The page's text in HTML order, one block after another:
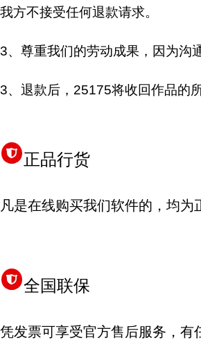
我方不接受任何退款请求。
3、尊重我们的劳动成果，因为沟
3、退款后，25175将收回作品的
正品行货
凡是在线购买我们软件的，均
全国联保
凭发票可享受官方售后服务，